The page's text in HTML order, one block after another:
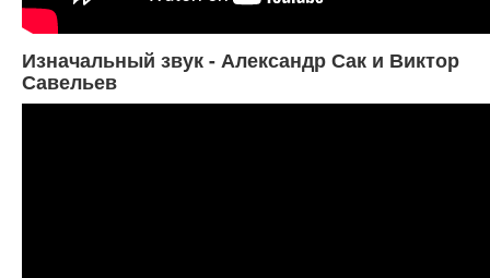
Изначальный звук - Александр Сак и Виктор
Савельев